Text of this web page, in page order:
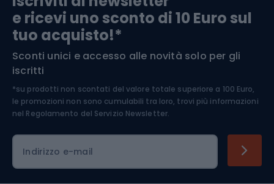
Arrampicata
Medicina dello sport
Abbigliamento ciclistico
e ricevi uno sconto di 10 Euro sul
tuo acquisto!*
Sconti unici e accesso alle novità solo per gli
iscritti
*su prodotti non scontati del valore totale superiore a 100 Euro,
le promozioni non sono cumulabili tra loro, trovi più informazioni
nel Regolamento del Servizio Newsletter.
Indirizzo e-mail